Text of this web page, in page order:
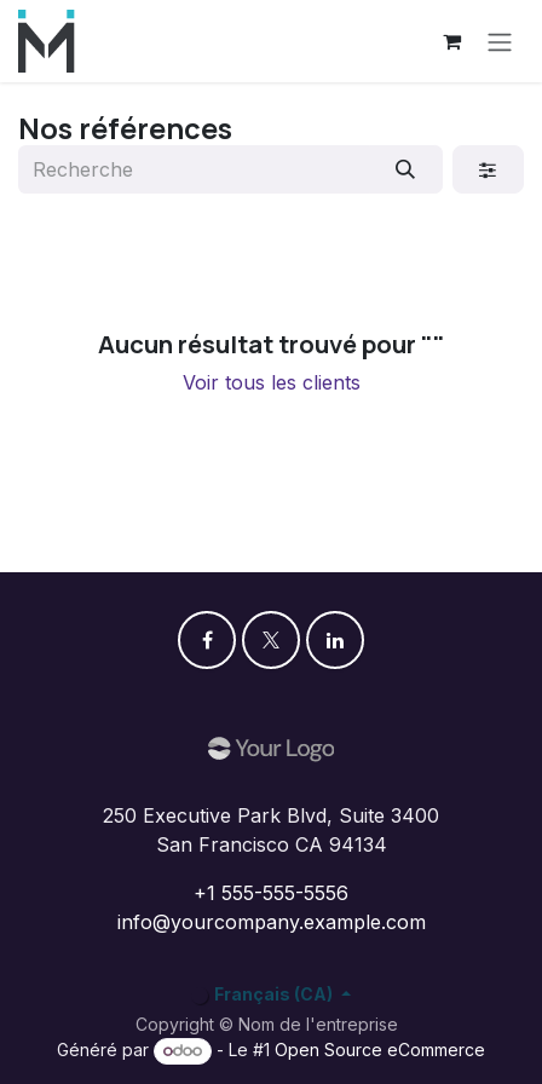
Se rendre au contenu
Nos références
Aucun résultat trouvé pour ""
Voir tous les clients
250 Executive Park Blvd, Suite 3400
San Francisco CA 94134
+1 555-555-5556
info@yourcompany.example.com
Copyright © Nom de l'entreprise
Français (CA)
Généré par - Le #1Open Source eCommerce